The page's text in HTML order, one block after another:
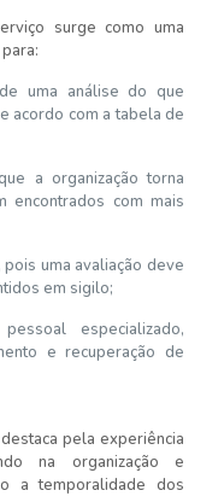
surge como uma
uma análise do que
acordo com a tabela de
a organização torna
encontrados com mais
pois uma avaliação deve
em sigilo;
especializado,
e recuperação de
pela experiência
na organização e
a temporalidade dos